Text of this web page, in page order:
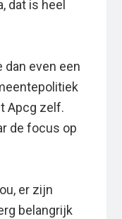
dat is heel
dan even een
Apcg zelf.
de focus op
er zijn
belangrijk